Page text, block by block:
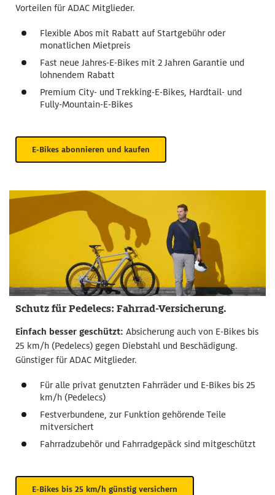
Vorteilen für ADAC Mitglieder.
Flexible Abos mit Rabatt auf Startgebühr oder
monatlichen Mietpreis
Fast neue Jahres-E-Bikes mit 2 Jahren Garantie und
lohnendem Rabatt
Premium City- und Trekking-E-Bikes, Hardtail- und
Fully-Mountain-E-Bikes
E-Bikes abonnieren und kaufen
Schutz für Pedelecs: Fahrrad-Versicherung.
Einfach besser geschützt: Absicherung auch von E-Bikes bis
25 km/h (Pedelecs) gegen Diebstahl und Beschädigung.
Günstiger für ADAC Mitglieder.
Für alle privat genutzten Fahrräder und E-Bikes bis 25
km/h (Pedelecs)
Festverbundene, zur Funktion gehörende Teile
mitversichert
Fahrradzubehör und Fahrradgepäck sind mitgeschützt
E-Bikes bis 25 km/h günstig versichern